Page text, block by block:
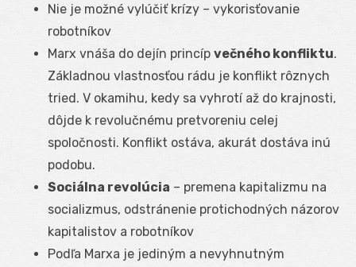
Nie je možné vylúčiť krízy – vykorisťovanie
robotníkov
Marx vnáša do dejín princíp večného konfliktu.
Základnou vlastnosťou rádu je konflikt rôznych
tried. V okamihu, kedy sa vyhrotí až do krajnosti,
dôjde k revolučnému pretvoreniu celej
spoločnosti. Konflikt ostáva, akurát dostáva inú
podobu.
Sociálna revolúcia – premena kapitalizmu na
socializmus, odstránenie protichodných názorov
kapitalistov a robotníkov
Podľa Marxa je jediným a nevyhnutným